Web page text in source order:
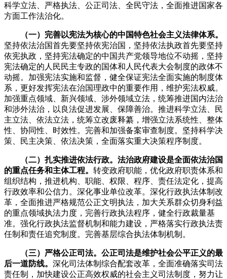
科学立法、严格执法、公正司法、全民守法，全面推进国家各
方面工作法治化。
（一）完善以宪法为核心的中国特色社会主义法律体系。
坚持依法治国首先要坚持依宪治国，坚持依法执政首先要坚持
依宪执政，坚持宪法确定的中国共产党领导地位不动摇，坚持
宪法确定的人民民主专政的国体和人民代表大会制度的政体不
动摇。加强宪法实施和监督，健全保证宪法全面实施的制度体
系，更好发挥宪法在治国理政中的重要作用，维护宪法权威。
加强重点领域、新兴领域、涉外领域立法，统筹推进国内法治
和涉外法治，以良法促进发展、保障善治。推进科学立法、民
主立法、依法立法，统筹立改废释纂，增强立法系统性、整体
性、协同性、时效性。完善和加强备案审查制度。坚持科学决
策、民主决策、依法决策，全面落实重大决策程序制度。
（二）扎实推进依法行政。法治政府建设是全面依法治国
的重点任务和主体工程。 转变政府职能，优化政府职责体系和
组织结构，推进机构、职能、权限、程序、责任法定化，提高
行政效率和公信力。深化事业单位改革。深化行政执法体制改
革，全面推进严格规范公正文明执法，加大关系群众切身利益
的重点领域执法力度，完善行政执法程序，健全行政裁量基
准。强化行政执法监督机制和能力建设，严格落实行政执法责
任制和责任追究制度。完善基层综合执法体制机制。
（三）严格公正司法。公正司法是维护社会公平正义的最
后一道防线。 深化司法体制综合配套改革，全面准确落实司法
责任制，加快建设公正高效权威的社会主义司法制度，努力让